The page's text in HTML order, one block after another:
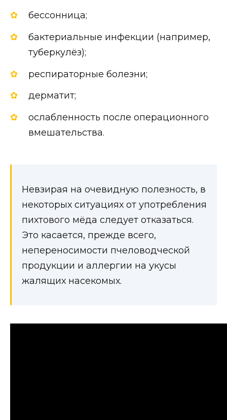
бессонница;
бактериальные инфекции (например,
туберкулёз);
респираторные болезни;
дерматит;
ослабленность после операционного
вмешательства.
Невзирая на очевидную полезность, в
некоторых ситуациях от употребления
пихтового мёда следует отказаться.
Это касается, прежде всего,
непереносимости пчеловодческой
продукции и аллергии на укусы
жалящих насекомых.